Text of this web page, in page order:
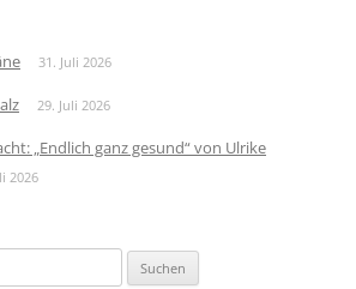
31. Juli 2026
29. Juli 2026
„Endlich ganz gesund“ von Ulrike
2026